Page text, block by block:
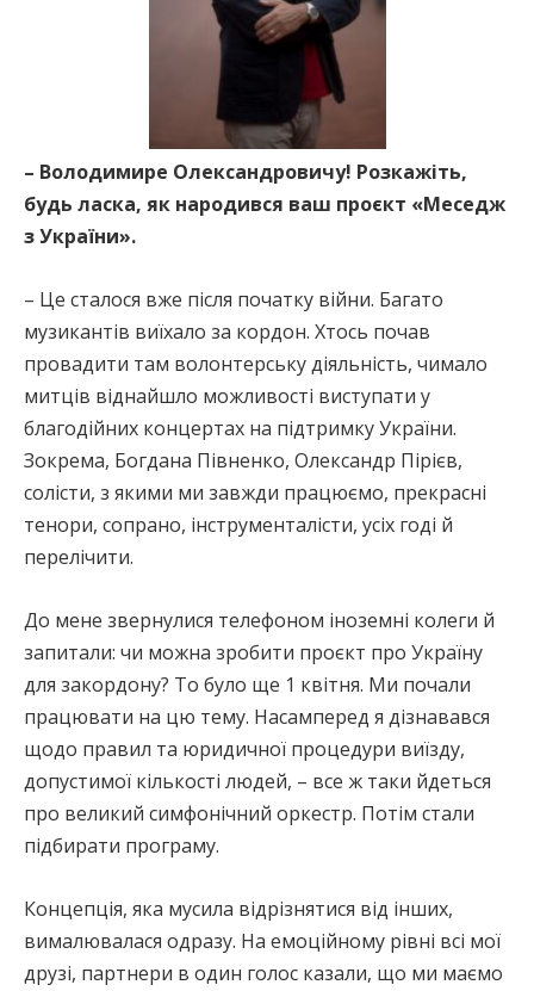
– Володимире Олександровичу! Розкажіть,
будь ласка, як народився ваш проєкт «Меседж
з України».
– Це сталося вже після початку війни. Багато
музикантів виїхало за кордон. Хтось почав
провадити там волонтерську діяльність, чимало
митців віднайшло можливості виступати у
благодійних концертах на підтримку України.
Зокрема, Богдана Півненко, Олександр Пірієв,
солісти, з якими ми завжди працюємо, прекрасні
тенори, сопрано, інструменталісти, усіх годі й
перелічити.
До мене звернулися телефоном іноземні колеги й
запитали: чи можна зробити проєкт про Україну
для закордону? То було ще 1 квітня. Ми почали
працювати на цю тему. Насамперед я дізнавався
щодо правил та юридичної процедури виїзду,
допустимої кількості людей, – все ж таки йдеться
про великий симфонічний оркестр. Потім стали
підбирати програму.
Концепція, яка мусила відрізнятися від інших,
вималювалася одразу. На емоційному рівні всі мої
друзі, партнери в один голос казали, що ми маємо